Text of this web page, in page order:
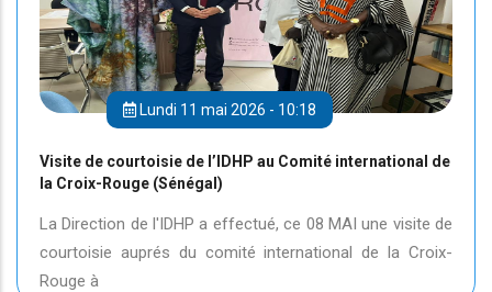
Lundi 11 mai 2026 - 10:18
Visite de courtoisie de l’IDHP au Comité international de
la Croix-Rouge (Sénégal)
La Direction de l'IDHP a effectué, ce 08 MAI une visite de
courtoisie auprés du comité international de la Croix-
Rouge à